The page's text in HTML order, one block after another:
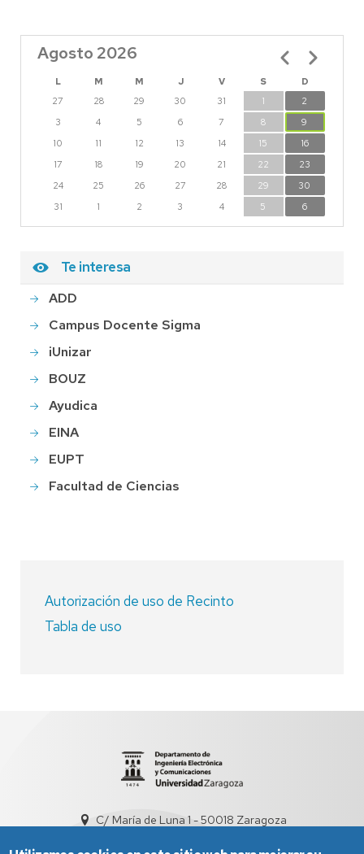
Agosto 2026
L M M J V S
D
27
28 29 30 31 1
2
3
4 5 6 7 8
9
10
11 12 13 14 15
16
17
18 19 20 21 22
23
24
25 26 27 28 29
30
31
1 2 3 4 5 6
Paginación
Te interesa
ADD
Campus Docente Sigma
iUnizar
BOUZ
Ayudica
EINA
EUPT
Facultad de Ciencias
Autorización de uso de Recinto
Tabla de uso
C/ María de Luna 1 - 50018 Zaragoza